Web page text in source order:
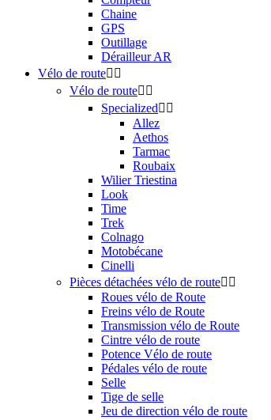
Chaine
GPS
Outillage
Dérailleur AR
Vélo de route 
Vélo de route 
Specialized 
Allez
Aethos
Tarmac
Roubaix
Wilier Triestina
Look
Time
Trek
Colnago
Motobécane
Cinelli
Pièces détachées vélo de route 
Roues vélo de Route
Freins vélo de Route
Transmission vélo de Route
Cintre vélo de route
Potence Vélo de route
Pédales vélo de route
Selle
Tige de selle
Jeu de direction vélo de route